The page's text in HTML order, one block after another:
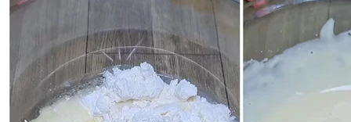
Content Marketing Đa Kênh
Digital Marketing Foundation
Bán Hàng Đa Kênh
Adobe Photoshop – Illustrator
Marketing Online Ngành F&B
Marketing Online Ngành Chăm Sóc Sắc Đẹp
Chuyên Đề Digital Marketing
Media Production